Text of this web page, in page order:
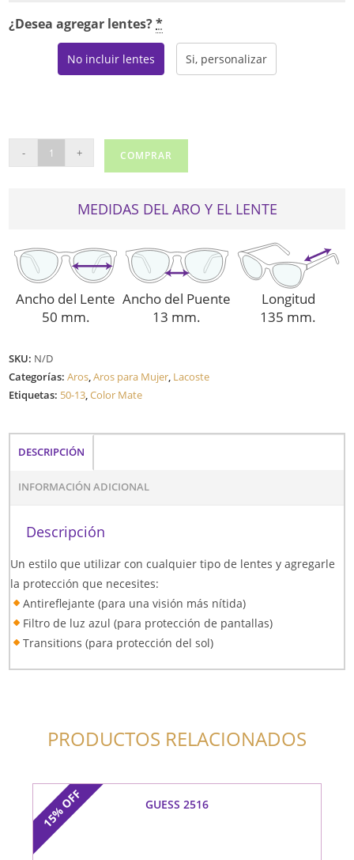
¿Desea agregar lentes?*
No incluir lentes Si, personalizar
LACOSTE
3650
- + COMPRAR
MEDIDAS DEL ARO Y EL LENTE
Ancho del Lente
50 mm.
Ancho del Puente
13 mm.
Longitud
135 mm.
SKU: N/D
Categorías:Aros,Aros para Mujer, Lacoste
Etiquetas: 50-13,Color Mate
DESCRIPCIÓN
INFORMACIÓN ADICIONAL
Descripción
Un estilo que utilizar con cualquier tipo de lentes y agregarle
la protección que necesites:
Antireflejante (para una visión más nítida)
Filtro de luz azul (para protección de pantallas)
Transitions (para protección del sol)
PRODUCTOS RELACIONADOS
15%
OFF GUESS 2516